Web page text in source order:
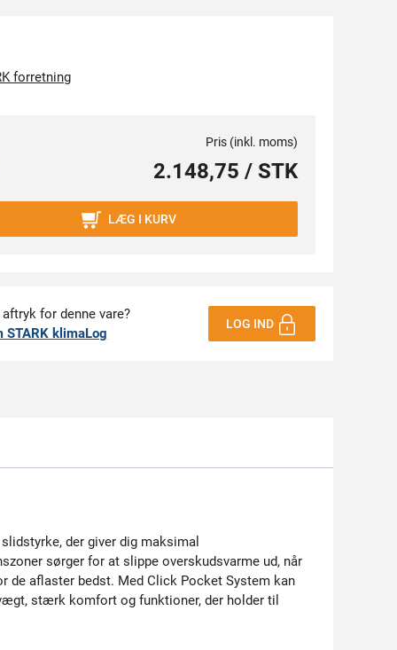
forretning
Pris (inkl. moms)
2.148,75 / STK
LÆG I KURV
aftryk for denne vare?
STARK klimaLog
LOG IND
der giver dig maksimal
sørger for at slippe overskudsvarme ud, når
de aflaster bedst. Med Click Pocket System kan
stærk komfort og funktioner, der holder til